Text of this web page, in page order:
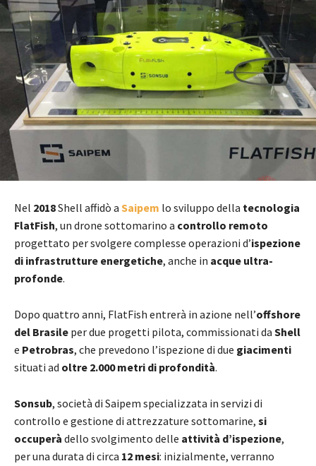
Nel 2018Shell affidò a Saipem lo sviluppo della tecnologia
FlatFish, un drone sottomarino a controllo remoto
progettato per svolgere complesse operazioni d’ispezione
di infrastrutture energetiche, anche in acque ultra-
profonde.
Dopo quattro anni, FlatFish entrerà in azione nell’offshore
del Brasile per due progetti pilota, commissionati da Shell
e Petrobras, che prevedono l’ispezione di due giacimenti
situati ad oltre 2.000 metri di profondità.
Sonsub, società di Saipem specializzata in servizi di
controllo e gestione di attrezzature sottomarine, si
occuperà dello svolgimento delle attività d’ispezione,
per una durata di circa 12 mesi: inizialmente, verranno